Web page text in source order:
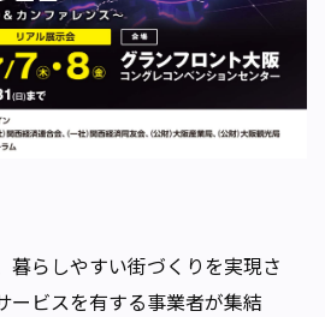
暮らしやすい街づくりを実現さ
ービスを有する事業者が集結